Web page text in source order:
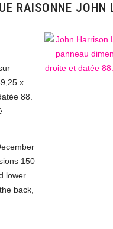
RAISONNE JOHN
x
88.
150
lower
back,